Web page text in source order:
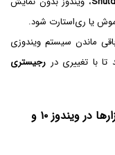
یا ری‌استارت شود.
ماندن سیستم ویندوزی
با تغییری در رجیستری
مزیت نمایش پیام هشدار باز بودن نرم‌افزارها در ویندوز ۱۰ و